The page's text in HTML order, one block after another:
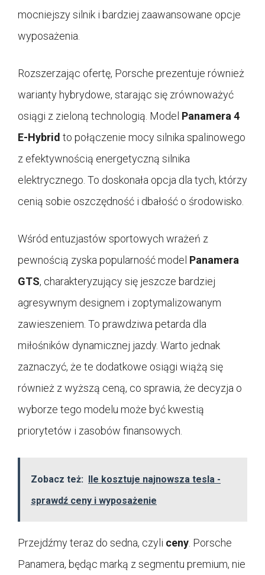
mocniejszy silnik i bardziej zaawansowane opcje
wyposażenia.
Rozszerzając ofertę, Porsche prezentuje również
warianty hybrydowe, starając się zrównoważyć
osiągi z zieloną technologią. Model Panamera 4
E-Hybrid to połączenie mocy silnika spalinowego
z efektywnością energetyczną silnika
elektrycznego. To doskonała opcja dla tych, którzy
cenią sobie oszczędność i dbałość o środowisko.
Wśród entuzjastów sportowych wrażeń z
pewnością zyska popularność model Panamera
GTS, charakteryzujący się jeszcze bardziej
agresywnym designem i zoptymalizowanym
zawieszeniem. To prawdziwa petarda dla
miłośników dynamicznej jazdy. Warto jednak
zaznaczyć, że te dodatkowe osiągi wiążą się
również z wyższą ceną, co sprawia, że decyzja o
wyborze tego modelu może być kwestią
priorytetów i zasobów finansowych.
Zobacz też: Ile kosztuje najnowsza tesla -
sprawdź ceny i wyposażenie
Przejdźmy teraz do sedna, czyli ceny . Porsche
Panamera, będąc marką z segmentu premium, nie